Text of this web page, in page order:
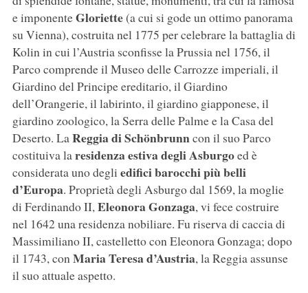
e imponenteGloriette(a cui si gode un ottimo panorama
su Vienna), costruita nel 1775 per celebrare la battaglia di
Kolin in cui l’Austria sconfisse la Prussia nel 1756, il
Parco comprende il Museo delle Carrozze imperiali, il
Giardino del Principe ereditario, il Giardino
dell’Orangerie, il labirinto, il giardino giapponese, il
giardino zoologico, la Serra delle Palme e la Casa del
Deserto. LaReggia di Schönbrunncon il suo Parco
costituiva laresidenza estiva degli Asburgoed è
considerata uno degli edifici barocchi più belli
d’Europa. Proprietà degli Asburgo dal 1569, la moglie
di Ferdinando II,Eleonora Gonzaga, vi fece costruire
nel 1642 una residenza nobiliare. Fu riserva di caccia di
Massimiliano II, castelletto con Eleonora Gonzaga; dopo
il 1743, conMaria Teresa d’Austria, la Reggia assunse
il suo attuale aspetto.